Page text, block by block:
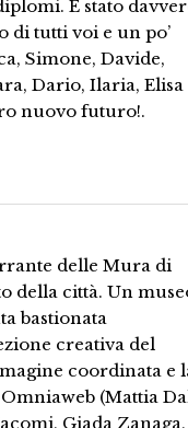
È stato
di tutti voi e un po’
Simone, Davide,
Dario, Ilaria, Elisa
nuovo futuro!.
delle Mura di
della città. Un
bastionata
creativa del
coordinata e
(Mattia
Giada Zanaga,